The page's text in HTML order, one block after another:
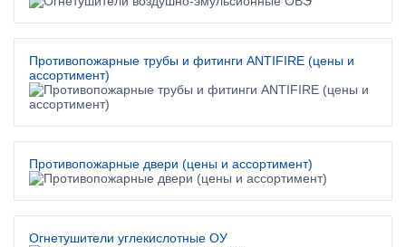
Противопожарные трубы и фитинги ANTIFIRE (цены и
ассортимент)
Противопожарные двери (цены и ассортимент)
Огнетушители углекислотные ОУ